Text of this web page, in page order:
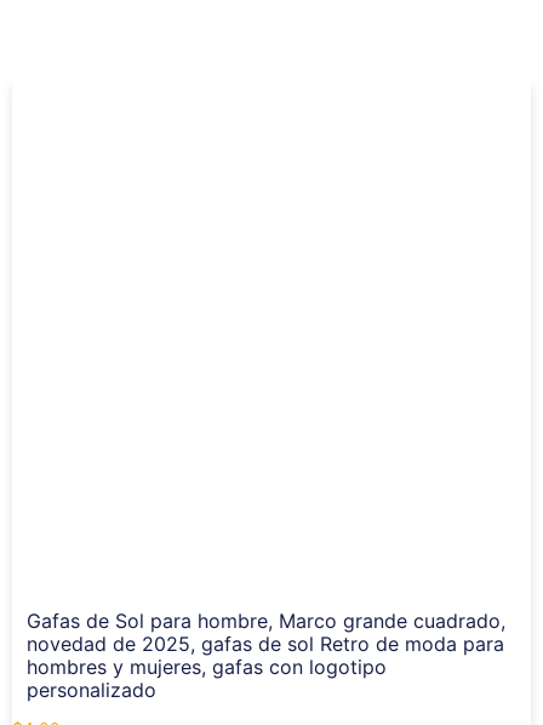
Gafas de Sol para hombre, Marco grande cuadrado,
novedad de 2025, gafas de sol Retro de moda para
hombres y mujeres, gafas con logotipo
personalizado